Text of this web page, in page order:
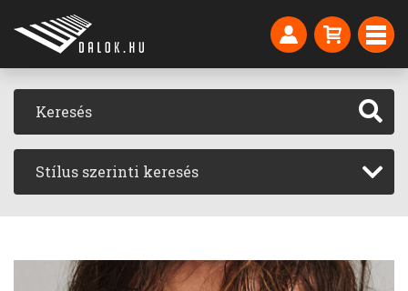
Stílus szerinti keresés